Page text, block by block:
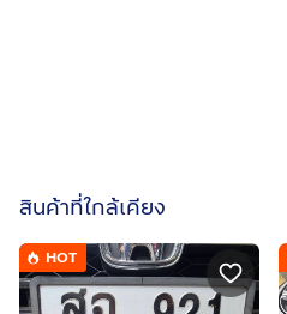
สินค้าที่ใกล้เคียง
HOT